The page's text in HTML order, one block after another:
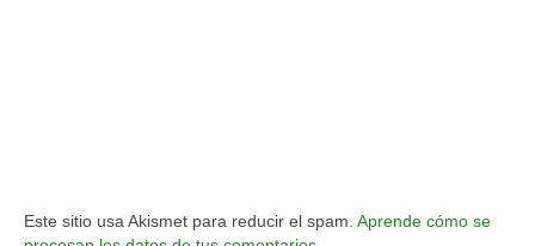
Este sitio usa Akismet para reducir el spam. Aprende cómo se